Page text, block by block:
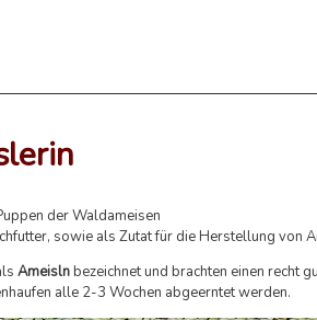
der Waldameisen
sowie als Zutat für die Herstellung von
Ameislnbezeichnet und brachten einen recht
alle 2-3 Wochen abgeerntet werden.